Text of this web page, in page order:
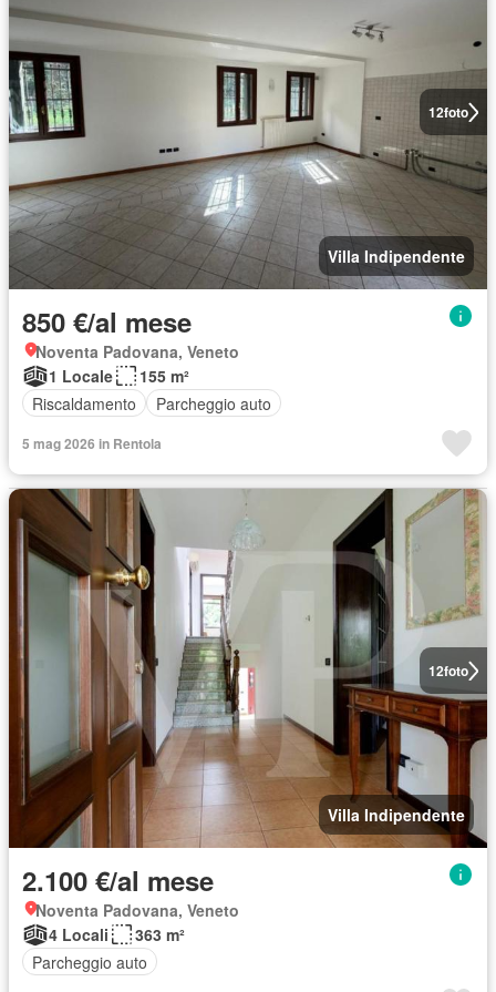
12foto
Villa Indipendente
850 €/al mese
Noventa Padovana, Veneto
1 Locale
155 m²
Riscaldamento
Parcheggio auto
5 mag 2026 in Rentola
12foto
Villa Indipendente
2.100 €/al mese
Noventa Padovana, Veneto
4 Locali
363 m²
Parcheggio auto